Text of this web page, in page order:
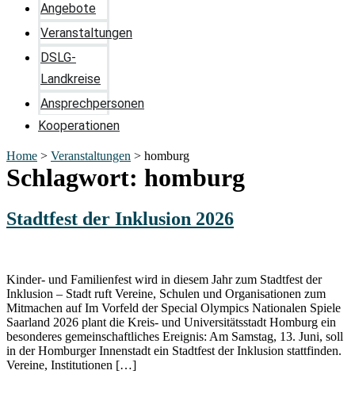
Angebote
Veranstaltungen
DSLG-
Landkreise
Ansprechpersonen
Kooperationen
Home > Veranstaltungen > homburg
Schlagwort: homburg
Stadtfest der Inklusion 2026
Kinder- und Familienfest wird in diesem Jahr zum Stadtfest der
Inklusion – Stadt ruft Vereine, Schulen und Organisationen zum
Mitmachen auf Im Vorfeld der Special Olympics Nationalen Spiele
Saarland 2026 plant die Kreis- und Universitätsstadt Homburg ein
besonderes gemeinschaftliches Ereignis: Am Samstag, 13. Juni, soll
in der Homburger Innenstadt ein Stadtfest der Inklusion stattfinden.
Vereine, Institutionen […]